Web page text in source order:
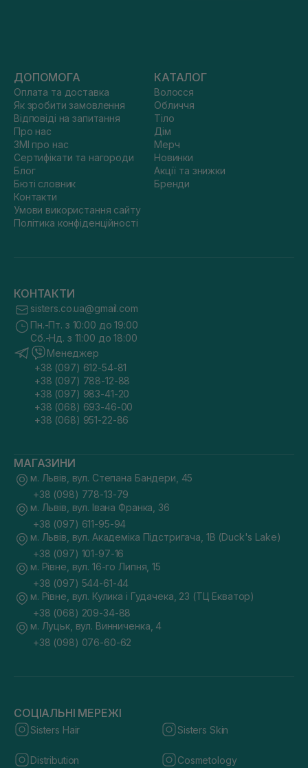
ДОПОМОГА
Оплата та доставка
Як зробити замовлення
Відповіді на запитання
Про нас
ЗМІ про нас
Сертифікати та нагороди
Блог
Бюті словник
Контакти
Умови використання сайту
Політика конфіденційності
КАТАЛОГ
Волосся
Обличчя
Тіло
Дім
Мерч
Новинки
Акції та знижки
Бренди
КОНТАКТИ
sisters.co.ua@gmail.com
Пн.-Пт. з 10:00 до 19:00
Сб.-Нд. з 11:00 до 18:00
Менеджер
+38 (097) 612-54-81
+38 (097) 788-12-88
+38 (097) 983-41-20
+38 (068) 693-46-00
+38 (068) 951-22-86
МАГАЗИНИ
м. Львів, вул. Степана Бандери, 45
+38 (098) 778-13-79
м. Львів, вул. Івана Франка, 36
+38 (097) 611-95-94
м. Львів, вул. Академіка Підстригача, 1В (Duck's Lake)
+38 (097) 101-97-16
м. Рівне, вул. 16-го Липня, 15
+38 (097) 544-61-44
м. Рівне, вул. Кулика і Гудачека, 23 (ТЦ Екватор)
+38 (068) 209-34-88
м. Луцьк, вул. Винниченка, 4
+38 (098) 076-60-62
СОЦІАЛЬНІ МЕРЕЖІ
Sisters Hair Sisters Skin
Distribution Cosmetology